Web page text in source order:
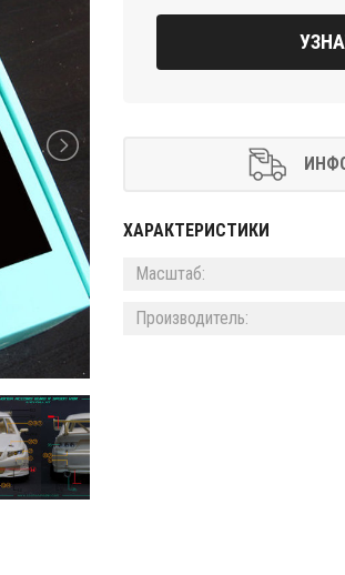
ХАРАКТЕРИСТИКИ
Масштаб:
Производитель: